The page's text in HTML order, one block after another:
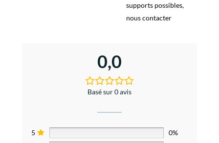
supports possibles,
nous contacter
0,0
Basé sur 0 avis
5
0%